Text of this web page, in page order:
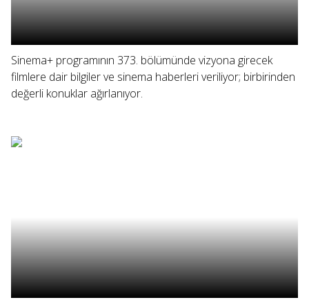
Sinema+ programının 373. bölümünde vizyona girecek
filmlere dair bilgiler ve sinema haberleri veriliyor; birbirinden
değerli konuklar ağırlanıyor.